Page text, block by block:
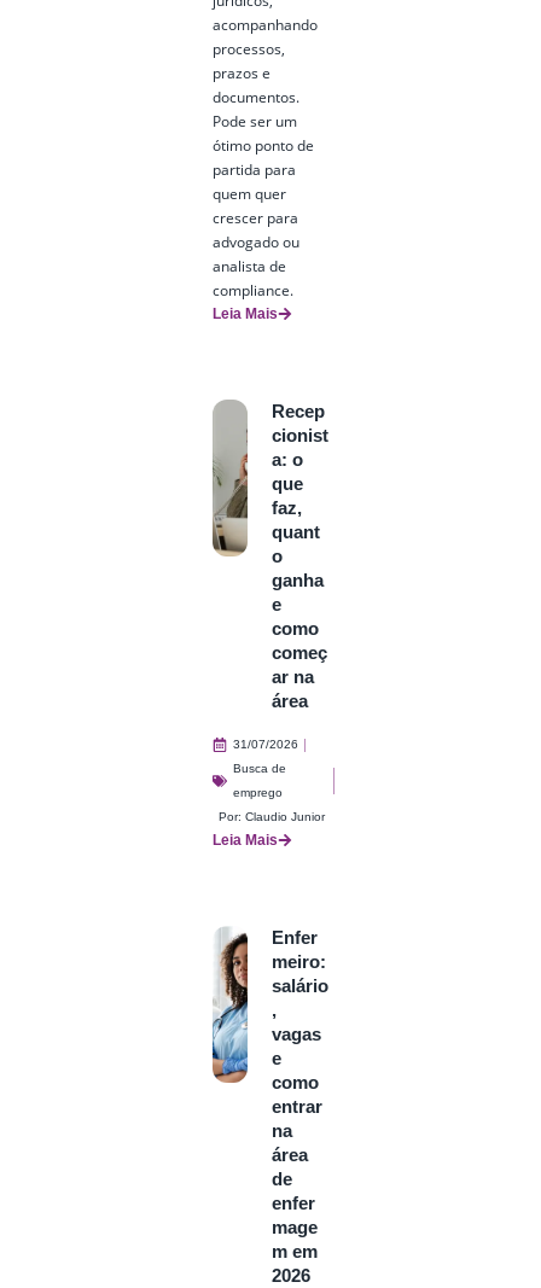
acompanhando
processos,
prazos e
documentos.
Pode ser um
ótimo ponto de
partida para
quem quer
crescer para
advogado ou
analista de
compliance.
Leia Mais
Recep
cionist
a: o
que
faz,
quant
o
ganha
e
como
começ
ar na
área
31/07/2026
Busca de
emprego
Por: Claudio Junior
Leia Mais
Enfer
meiro:
salário
,
vagas
e
como
entrar
na
área
de
enfer
mage
m em
2026